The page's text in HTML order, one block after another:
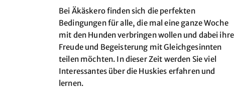
Bei Äkäskero finden sich die perfekten
Bedingungen für alle, die mal eine ganze Woche
mit den Hunden verbringen wollen und dabei ihre
Freude und Begeisterung mit Gleichgesinnten
teilen möchten. In dieser Zeit werden Sie viel
Interessantes über die Huskies erfahren und
lernen.